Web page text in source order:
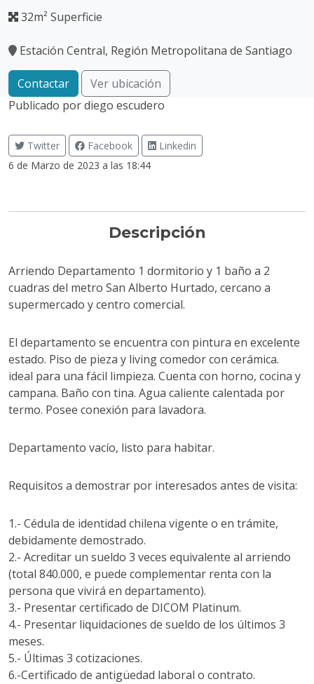
32m² Superficie
Estación Central, Región Metropolitana de Santiago
Contactar
Ver ubicación
Publicado pordiego escudero
Twitter Facebook
Linkedin
6 de Marzo de 2023 a las 18:44
Descripción
Arriendo Departamento 1 dormitorio y 1 baño a 2
cuadras del metro San Alberto Hurtado, cercano a
supermercado y centro comercial.
El departamento se encuentra con pintura en excelente
estado. Piso de pieza y living comedor con cerámica.
ideal para una fácil limpieza. Cuenta con horno, cocina y
campana. Baño con tina. Agua caliente calentada por
termo. Posee conexión para lavadora.
Departamento vacío, listo para habitar.
Requisitos a demostrar por interesados antes de visita:
1.- Cédula de identidad chilena vigente o en trámite,
debidamente demostrado.
2.- Acreditar un sueldo 3 veces equivalente al arriendo
(total 840.000, e puede complementar renta con la
persona que vivirá en departamento).
3.- Presentar certificado de DICOM Platinum.
4.- Presentar liquidaciones de sueldo de los últimos 3
meses.
5.- Últimas 3 cotizaciones.
6.-Certificado de antigüedad laboral o contrato.